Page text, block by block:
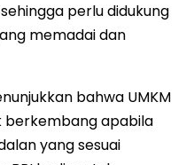
perlu didukung
memadai dan
bahwa UMKM
berkembang apabila
yang sesuai